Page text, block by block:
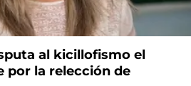
al kicillofismo el
por la relección de